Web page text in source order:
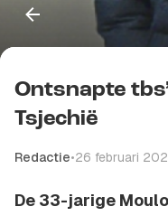
Ontsnapte
Tsjechië
Redactie•26 februari
De 33-jarige